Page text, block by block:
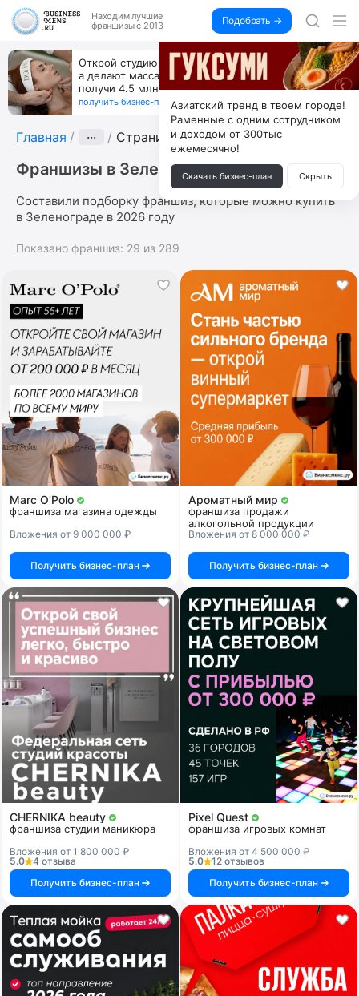
Находим лучшие
франшизы с 2013
Подобрать →
Открой студию, где не колют и не режут,
а делают массаж лица руками и в первый же год
получи 4.5 млн
получить бизнес-план ↓
Главная ··· Страница 3
Франшизы в Зеленограде
Составили подборку франшиз, которые можно купить
в Зеленограде в 2026 году
Показано франшиз: 29 из 289
Marc O’Polo
франшиза магазина одежды
Вложения от 9 000 000 ₽
Получить бизнес-план
Ароматный мир
франшиза продажи
алкогольной продукции
Вложения от 8 000 000 ₽
Получить бизнес-план
CHERNIKA beauty
франшиза студии маникюра
Вложения от 1 800 000 ₽
5.0
4 отзыва
Получить бизнес-план
Pixel Quest
франшиза игровых комнат
Вложения от 4 500 000 ₽
5.0
12 отзывов
Получить бизнес-план
Азиатский тренд в твоем городе!
Раменные с одним сотрудником
и доходом от 300тыс
ежемесячно!
Скачать бизнес-план Скрыть